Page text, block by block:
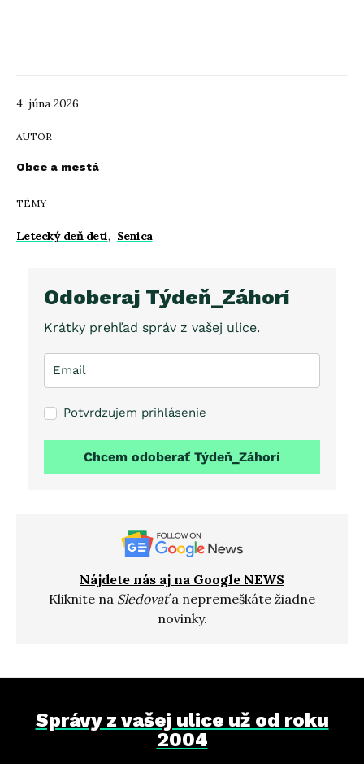
4. júna 2026
AUTOR
Obce a mestá
TÉMY
Letecký deň detí, Senica
Odoberaj Týdeň_Záhorí
Krátky prehľad správ z vašej ulice.
Potvrdzujem prihlásenie
Chcem odoberať Týdeň_Záhorí
Nájdete nás aj na Google NEWS
Kliknite na Sledovaťa nepremeškáte žiadne
novinky.
Správy z vašej ulice už od roku
2004